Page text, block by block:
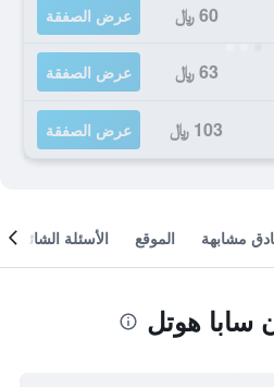
60 ﷼ عرض الصفقة
63 ﷼ عرض الصفقة
103 ﷼ عرض الصفقة
مشابهة الموقع الأسئلة الشائعة
هوتل